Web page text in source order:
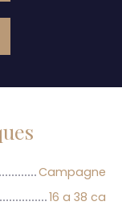
Campagne
16 a 38 ca